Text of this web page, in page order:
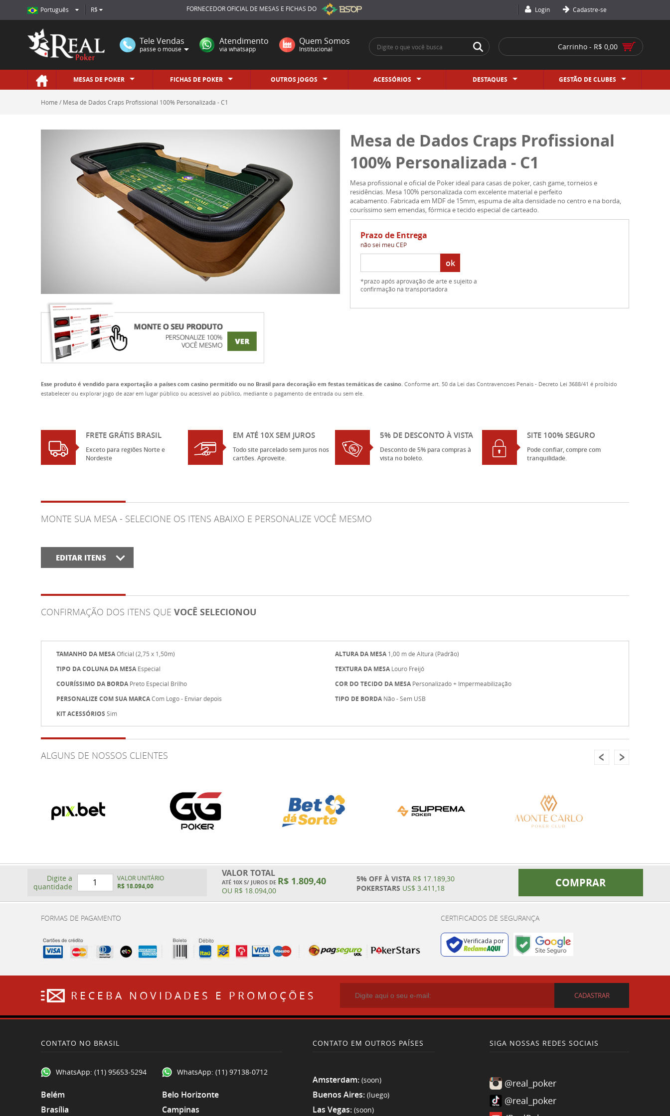
Português R$ FORNECEDOR OFICIAL DE MESAS E FICHAS DO Login Cadastre-se
Carrinho - R$ 0,00
Tele Vendas
passe o mouse
Atendimento
via whatsapp
Quem Somos
Institucional
MESAS DE POKER FICHAS DE POKER OUTROS JOGOS ACESSÓRIOS DESTAQUES GESTÃO DE CLUBES
Home Mesa de Dados Craps Profissional 100% Personalizada - C1
Mesa de Dados Craps Profissional
100% Personalizada - C1
Mesa profissional e oficial de Poker ideal para casas de poker, cash game, torneios e
residências. Mesa 100% personalizada com excelente material e perfeito
acabamento. Fabricada em MDF de 15mm, espuma de alta densidade no centro e na borda,
couríssimo sem emendas, fórmica e tecido especial de carteado.
Prazo de Entrega
não sei meu CEP
ok
*prazo após aprovação de arte e sujeito a
confirmação na transportadora
Esse produto é vendido para exportação a países com casino permitido ou no Brasil para decoração em festas temáticas de casino. Conforme art. 50 da Lei das Contravencoes Penais - Decreto Lei 3688/41 é proíbido
estabelecer ou explorar jogo de azar em lugar público ou acessivel ao público, mediante o pagamento de entrada ou sem ele.
FRETE GRÁTIS BRASIL
Exceto para regiões Norte e
Nordeste
EM ATÉ 10X SEM JUROS
Todo site parcelado sem juros nos
cartões. Aproveite.
5% DE DESCONTO À VISTA
Desconto de 5% para compras à
vista no boleto.
SITE 100% SEGURO
Pode confiar, compre com
tranquilidade.
MONTE SUA MESA - SELECIONE OS ITENS ABAIXO E PERSONALIZE VOCÊ MESMO
EDITAR ITENS
CONFIRMAÇÃO DOS ITENS QUE VOCÊ SELECIONOU
TAMANHO DA MESAOficial (2,75 x 1,50m) ALTURA DA MESA 1,00 m de Altura (Padrão)
TIPO DA COLUNA DA MESA Especial TEXTURA DA MESA Louro Freijó
COURÍSSIMO DA BORDA Preto Especial Brilho COR DO TECIDO DA MESA Personalizado + Impermeabilização
PERSONALIZE COM SUA MARCACom Logo - Enviar depois TIPO DE BORDA Não - Sem USB
KIT ACESSÓRIOS Sim
ALGUNS DE NOSSOS CLIENTES
Digite a
quantidade
VALOR UNITÁRIO
R$ 18.094,00
VALOR TOTAL
ATÉ 10X S/ JUROS DE R$ 1.809,40
OU R$ 18.094,00
5% OFF À VISTA R$ 17.189,30
POKERSTARS US$ 3.411,18 COMPRAR
FORMAS DE PAGAMENTO CERTIFICADOS DE SEGURANÇA
Verificada por
RECEBA NOVIDADES E PROMOÇÕES CADASTRAR
CONTATO NO BRASIL
WhatsApp: (11) 95653-5294 WhatsApp: (11) 97138-0712
Belém
Belo Horizonte
Brasília
Campinas
CONTATO EM OUTROS PAÍSES
Amsterdam: (soon)
Buenos Aires: (luego)
Las Vegas: (soon)
SIGA NOSSAS REDES SOCIAIS
@real_poker
@real_poker